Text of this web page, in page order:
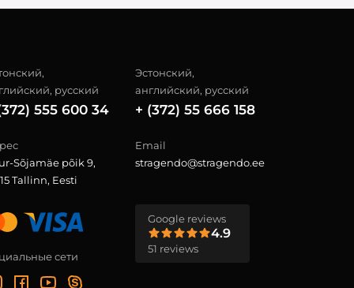
русский
555 600 34
Эстонский,
английский, русский
+ (372) 55 666 158
Sõjamäe põik 9,
Tallinn, Eesti
Email
stragendo@stragendo.ee
сети
Google reviews
4.9
51 reviews